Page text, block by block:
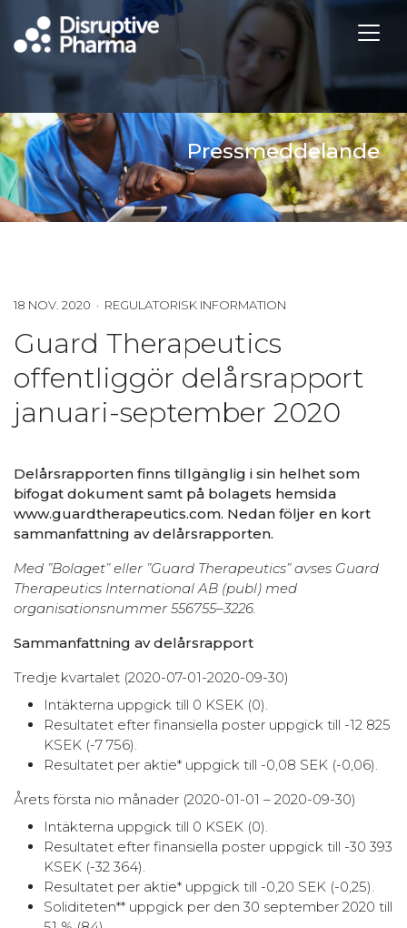
Pressmeddelande
18 NOV. 2020 · REGULATORISK INFORMATION
Guard Therapeutics
offentliggör delårsrapport
januari-september 2020
Delårsrapporten finns tillgänglig i sin helhet som
bifogat dokument samt på bolagets hemsida
www.guardtherapeutics.com. Nedan följer en kort
sammanfattning av delårsrapporten.
Med ”Bolaget” eller ”Guard Therapeutics” avses Guard
Therapeutics International AB (publ) med
organisationsnummer 556755–3226.
Sammanfattning av delårsrapport
Tredje kvartalet (2020-07-01-2020-09-30)
Intäkterna uppgick till 0 KSEK (0).
Resultatet efter finansiella poster uppgick till -12 825
KSEK (-7 756).
Resultatet per aktie* uppgick till -0,08 SEK (-0,06).
Årets första nio månader (2020-01-01 – 2020-09-30)
Intäkterna uppgick till 0 KSEK (0).
Resultatet efter finansiella poster uppgick till -30 393
KSEK (-32 364).
Resultatet per aktie* uppgick till -0,20 SEK (-0,25).
Soliditeten** uppgick per den 30 september 2020 till